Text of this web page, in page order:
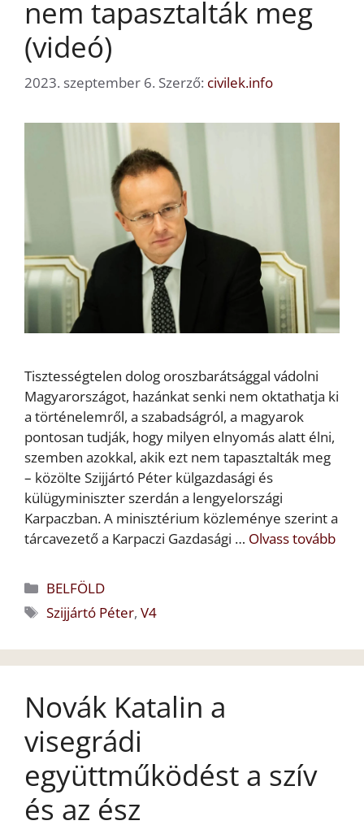
nem tapasztalták meg
(videó)
2023. szeptember 6. Szerző: civilek.info
Tisztességtelen dolog oroszbarátsággal vádolni
Magyarországot, hazánkat senki nem oktathatja ki
a történelemről, a szabadságról, a magyarok
pontosan tudják, hogy milyen elnyomás alatt élni,
szemben azokkal, akik ezt nem tapasztalták meg
– közölte Szijjártó Péter külgazdasági és
külügyminiszter szerdán a lengyelországi
Karpaczban. A minisztérium közleménye szerint a
tárcavezető a Karpaczi Gazdasági … Olvass tovább
Kategória
BELFÖLD
Címkék
Szijjártó Péter,V4
Novák Katalin a
visegrádi
együttműködést a szív
és az ész